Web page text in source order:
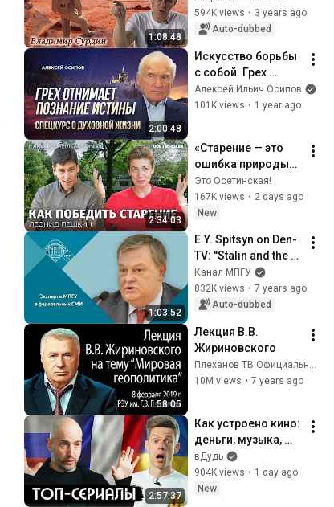
1:08:48
594K views • 3 years ago
Auto-dubbed
2:00:48
Искусство борьбы
с собой. Грех
отнимает познание
истины / А.И.
Алексей Ильич Осипов
101K views • 1 year ago
2:34:03
«Старение — это
ошибка природы».
Большой разговор
с ученым из
Гарварда
Это Осетинская!
167K views • 2 days ago
New
1:03:52
E.Y. Spitsyn on Den-
TV: "Stalin and the
Dark Summer of
1941: Debunking the
Myth"
Канал МПГУ
832K views • 7 years ago
Auto-dubbed
58:05
Лекция В.В.
Жириновского
10M views • 7 years ago
2:57:37
Как устроено кино:
деньги, музыка,
лицемерие,
Голливуд / вДудь
вДудь
904K views • 1 day ago
New